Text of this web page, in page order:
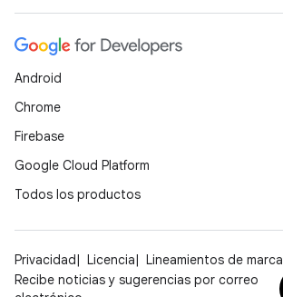
Android
Chrome
Firebase
Google Cloud Platform
Todos los productos
Privacidad Licencia Lineamientos de marca
Recibe noticias y sugerencias por correo